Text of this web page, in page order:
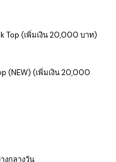
Top (เพิ่มเงิน 20,000 บาท)
(NEW) (เพิ่มเงิน 20,000
งกลางวัน